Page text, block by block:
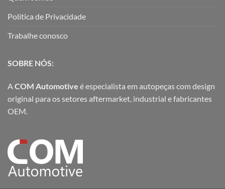
Política de Privacidade
Trabalhe conosco
SOBRE NÓS:
A COM Automotive é especialista em autopeças com design
original para os setores aftermarket, industrial e fabricantes
OEM.